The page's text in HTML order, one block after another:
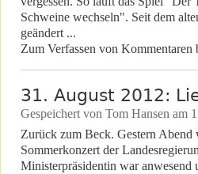
Schweine wechseln". Seit dem
geändert ...
Zum Verfassen von Kommentaren
31. August 2012:
Gespeichert von Tom Hansen am
Zurück zum Beck. Gestern Abend
Sommerkonzert der
Ministerpräsidentin war anwesend